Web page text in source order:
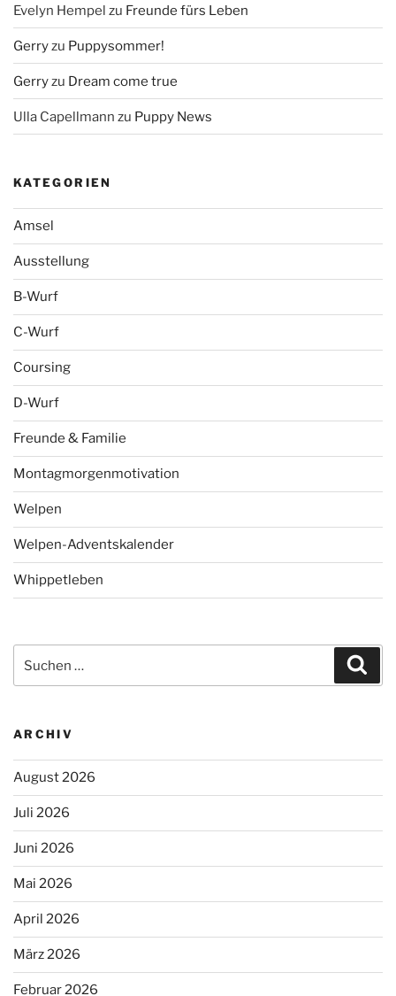
Evelyn Hempel zu Freunde fürs Leben
Gerryzu Puppysommer!
Gerryzu Dream come true
Ulla Capellmann zu Puppy News
KATEGORIEN
Amsel
Ausstellung
B-Wurf
C-Wurf
Coursing
D-Wurf
Freunde & Familie
Montagmorgenmotivation
Welpen
Welpen-Adventskalender
Whippetleben
nach:
ARCHIV
August 2026
Juli 2026
Juni 2026
Mai 2026
April 2026
März 2026
Februar 2026